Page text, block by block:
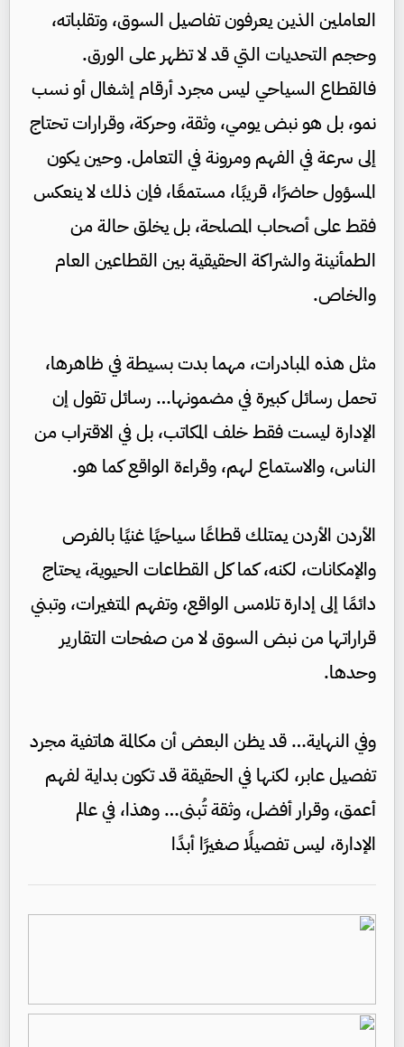
العاملين الذين يعرفون تفاصيل السوق، وتقلباته،
وحجم التحديات التي قد لا تظهر على الورق.
فالقطاع السياحي ليس مجرد أرقام إشغال أو نسب
نمو، بل هو نبض يومي، وثقة، وحركة، وقرارات تحتاج
إلى سرعة في الفهم ومرونة في التعامل. وحين يكون
المسؤول حاضرًا، قريبًا، مستمعًا، فإن ذلك لا ينعكس
فقط على أصحاب المصلحة، بل يخلق حالة من
الطمأنينة والشراكة الحقيقية بين القطاعين العام
والخاص.
مثل هذه المبادرات، مهما بدت بسيطة في ظاهرها،
تحمل رسائل كبيرة في مضمونها… رسائل تقول إن
الإدارة ليست فقط خلف المكاتب، بل في الاقتراب من
الناس، والاستماع لهم، وقراءة الواقع كما هو.
الأردن الأردن يمتلك قطاعًا سياحيًا غنيًا بالفرص
والإمكانات، لكنه، كما كل القطاعات الحيوية، يحتاج
دائمًا إلى إدارة تلامس الواقع، وتفهم المتغيرات، وتبني
قراراتها من نبض السوق لا من صفحات التقارير
وحدها.
وفي النهاية… قد يظن البعض أن مكالمة هاتفية مجرد
تفصيل عابر، لكنها في الحقيقة قد تكون بداية لفهم
أعمق، وقرار أفضل، وثقة تُبنى… وهذا، في عالم
الإدارة، ليس تفصيلًا صغيرًا أبدًا